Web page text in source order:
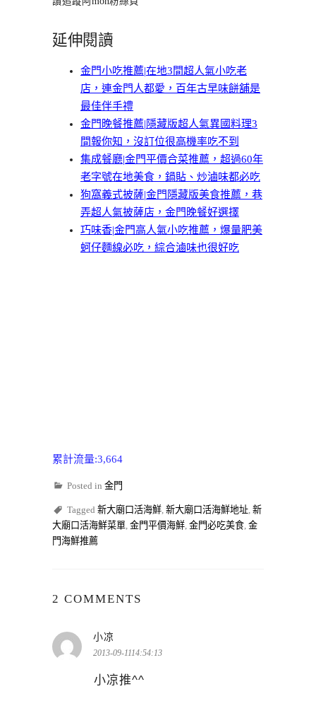
延伸閱讀
金門小吃推薦|在地3間超人氣小吃老
店，連金門人都愛，百年古早味餅舖是
最佳伴手禮
金門晚餐推薦|隱藏版超人氣異國料理3
間報你知，沒訂位很高機率吃不到
集成餐廳|金門平價合菜推薦，超過60年
老字號在地美食，鍋貼、炒滷味都必吃
狗窩義式披薩|金門隱藏版美食推薦，巷
弄超人氣披薩店，金門晚餐好選擇
巧味香|金門高人氣小吃推薦，爆量肥美
蚵仔麵線必吃，綜合滷味也很好吃
累計流量:3,664
Posted in 金門
Tagged 新大廟口活海鮮 新大廟口活海鮮地址 新
大廟口活海鮮菜單 金門平價海鮮 金門必吃美食 金
門海鮮推薦
2 COMMENTS
小凉
示:
2013-09-1114:54:13
小凉推^^